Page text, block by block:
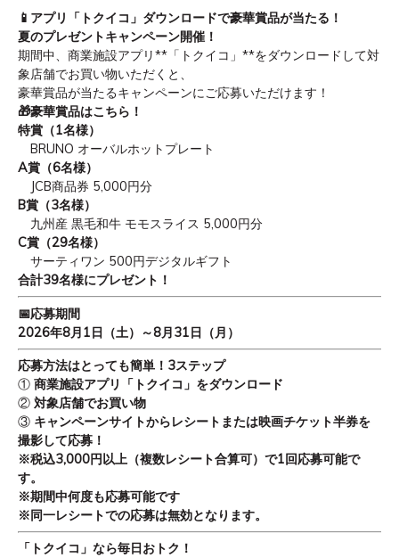
📱 アプリ「トクイコ」ダウンロードで豪華賞品が当たる！
夏のプレゼントキャンペーン開催！
期間中、商業施設アプリ** 「トクイコ」 **をダウンロードして対
象店舗でお買い物いただくと、
豪華賞品が当たるキャンペーンにご応募いただけます！
🎁豪華賞品はこちら！
特賞（1名様）
BRUNO オーバルホットプレート
A賞（6名様）
JCB商品券 5,000円分
B賞（3名様）
九州産 黒毛和牛 モモスライス 5,000円分
C賞（29名様）
サーティワン 500円デジタルギフト
合計39名様にプレゼント！
📅応募期間
2026年8月1日（土）～8月31日（月）
応募方法はとっても簡単！ 3ステップ
① 商業施設アプリ「トクイコ」をダウンロード
② 対象店舗でお買い物
③ キャンペーンサイトからレシートまたは映画チケット半券を
撮影して応募！
※税込3,000円以上（複数レシート合算可）で1回応募可能で
す。
※期間中何度も応募可能です
※同一レシートでの応募は無効となります。
「トクイコ」なら毎日おトク！